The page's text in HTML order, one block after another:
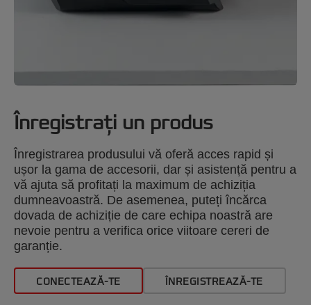
Înregistrați un produs
Înregistrarea produsului vă oferă acces rapid și
ușor la gama de accesorii, dar și asistență pentru a
vă ajuta să profitați la maximum de achiziția
dumneavoastră. De asemenea, puteți încărca
dovada de achiziție de care echipa noastră are
nevoie pentru a verifica orice viitoare cereri de
garanție.
CONECTEAZĂ-TE ÎNREGISTREAZĂ-TE